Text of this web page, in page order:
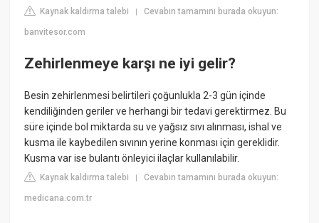
Kaynak kaldırma talebi |Cevabın tamamını burada okuyun:
banvitesor.com
Zehirlenmeye karşı ne iyi gelir?
Besin zehirlenmesi belirtileri çoğunlukla 2-3 gün içinde
kendiliğinden geriler ve herhangi bir tedavi gerektirmez. Bu
süre içinde bol miktarda su ve yağsız sıvı alınması, ishal ve
kusma ile kaybedilen sıvının yerine konması için gereklidir.
Kusma var ise bulantı önleyici ilaçlar kullanılabilir.
Kaynak kaldırma talebi |Cevabın tamamını burada okuyun:
medicana.com.tr